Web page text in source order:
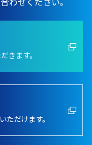
きます。
だけます。